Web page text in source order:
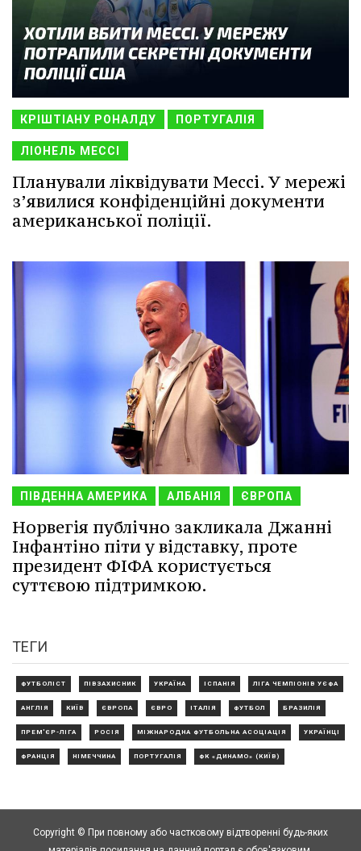
КРІШТІАНУ РОНАЛДУ ПОРТУГАЛІЯ
ЛІОНЕЛЬ МЕССІ
Планували ліквідувати Мессі. У мережі
з’явилися конфіденційні документи
американської поліції.
ПІВДЕННА АМЕРИКА АЛБАНІЯ ЄВРОПА
Норвегія публічно закликала Джанні
Інфантіно піти у відставку, проте
президент ФІФА користується
суттєвою підтримкою.
ТЕГИ
ФУТБОЛІСТ ПІВЗАХИСНИК УКРАЇНА ІСПАНІЯ ЛІГА ЧЕМПІОНІВ УЄФА
АНГЛІЯ КИЇВ ЄВРОПА ЄВРО ІТАЛІЯ ФУТБОЛ БРАЗИЛІЯ
ПРЕМ'ЄР-ЛІГА РОСІЯ МІЖНАРОДНА ФУТБОЛЬНА АСОЦІАЦІЯ УКРАЇНЦІ
ФРАНЦІЯ НІМЕЧЧИНА ПОРТУГАЛІЯ ФК «ДИНАМО» (КИЇВ)
Copyright © При повному або частковому відтворенні будь-яких